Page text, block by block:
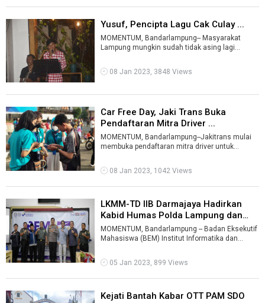
Yusuf, Pencipta Lagu Cak Culay ...
MOMENTUM, Bandarlampung-- Masyarakat
Lampung mungkin sudah tidak asing lagi
...
08 Jan 2023, 3848 Views
Car Free Day, Jaki Trans Buka
Pendaftaran Mitra Driver ...
MOMENTUM, Bandarlampung--Jakitrans mulai
membuka pendaftaran mitra driver untuk
Jakc ...
08 Jan 2023, 1042 Views
LKMM-TD IIB Darmajaya Hadirkan
Kabid Humas Polda Lampung dan
Dand ...
MOMENTUM, Bandarlampung -- Badan Eksekutif
Mahasiswa (BEM) Institut Informatika dan
05 Jan 2023, 899 Views
Kejati Bantah Kabar OTT PAM SDO